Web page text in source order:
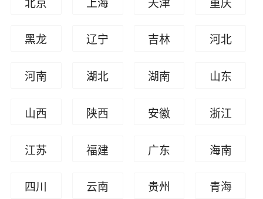
黑龙
辽宁 吉林 河北
河南 湖北 湖南 山东
山西 陕西 安徽 浙江
江苏 福建 广东 海南
四川 云南 贵州 青海